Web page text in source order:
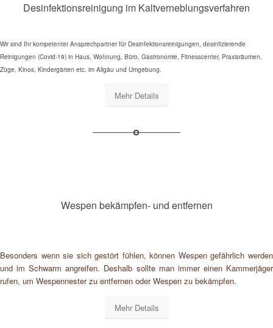
Desinfektionsreinigung im Kaltverneblungsverfahren
Wir sind Ihr kompetenter Ansprechpartner für Desinfektionsreinigungen, desinfizierende
Reinigungen (Covid-19) in Haus, Wohnung, Büro, Gastronomie, Fitnesscenter, Praxisräumen,
Züge, Kinos, Kindergärten etc. im Allgäu und Umgebung.
Mehr Details
Wespen bekämpfen- und entfernen
Besonders wenn sie sich gestört fühlen, können Wespen gefährlich werden
und im Schwarm angreifen. Deshalb sollte man immer einen Kammerjäger
rufen, um Wespennester zu entfernen oder Wespen zu bekämpfen.
Mehr Details